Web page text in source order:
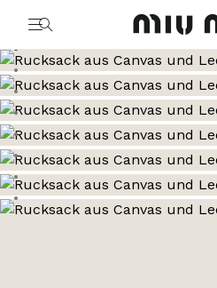
Zum Bild 1
Zum Bild 2
Zum Bild 3
Zum Bild 4
Zum Bild 5
Zum Bild 6
Zum Bild 7
Zum Bild 8